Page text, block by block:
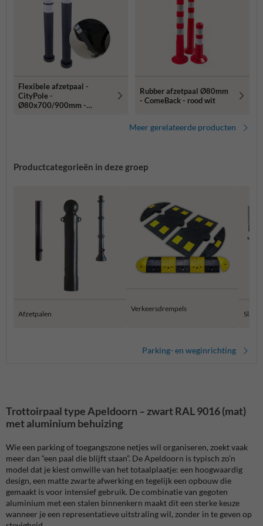
Flexibele afzetpaal -
CityPole -
Ø80x700/900mm -
Rubber afzetpaal Ø80mm
- ComeBack - rood wit
Meer gerelateerde producten
Productcategorieën in deze groep
Afzetpalen
Verkeersdrempels
Parking- en weginrichting
Trottoirpaal type Apeldoorn – zwart RAL 9016 (mat)
met aluminium behuizing
Wie een parking of toegangszone netjes wil organiseren, zoekt vaak
meer dan “een paal die blijft staan”. De Apeldoorn is typisch zo’n
model dat je kiest omwille van het totaalplaatje: een hoogwaardig
design, een matte zwarte afwerking en tegelijk een opbouw die
gemaakt is voor intensief gebruik. De combinatie van gegoten
aluminium met een stalen binnenkern maakt dit een sterke keuze
wanneer je een representatieve uitstraling wil, zonder in te geven op